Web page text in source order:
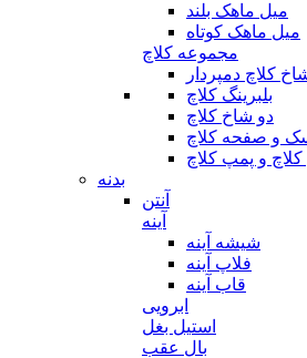
میل ماهک بلند
میل ماهک کوتاه
مجموعه کلاچ
کلاچ دمپردار
بلبرینگ کلاچ
دو شاخ کلاچ
و صفحه کلاچ
و پمپ کلاچ
بدنه
آنتن
آینه
شیشه آینه
فلاپ آینه
قاب آینه
ابرویی
استیل بغل
بال عقب